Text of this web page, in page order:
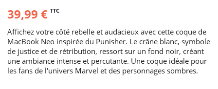
39,99 € TTC
Affichez votre côté rebelle et audacieux avec cette coque de
MacBook Neo inspirée du Punisher. Le crâne blanc, symbole
de justice et de rétribution, ressort sur un fond noir, créant
une ambiance intense et percutante. Une coque idéale pour
les fans de l'univers Marvel et des personnages sombres.